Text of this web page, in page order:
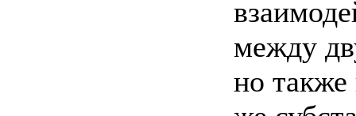
между
но